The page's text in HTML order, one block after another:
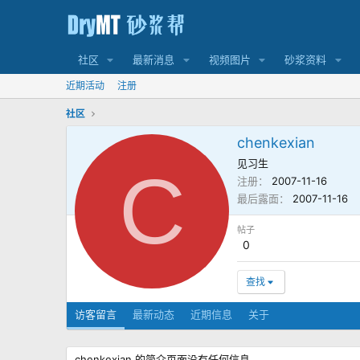
社区 最新消息 视频图片 砂浆资料
近期活动 注册
社区
C
chenkexian
见习生
注册
2007-11-16
最后露面
2007-11-16
帖子
0
查找
访客留言 最新动态 近期信息 关于